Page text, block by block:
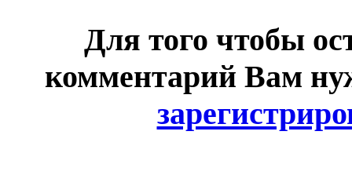
Для того чтобы
комментарий Вам